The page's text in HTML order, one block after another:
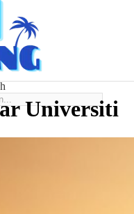
Universiti